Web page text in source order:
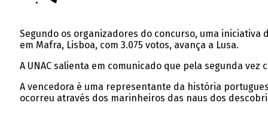
Segundo os organizadores do concurso, uma iniciativa
em Mafra, Lisboa, com 3.075 votos, avança a Lusa.
A UNAC salienta em comunicado que pela segunda
A vencedora é uma representante da história
ocorreu através dos marinheiros das naus dos